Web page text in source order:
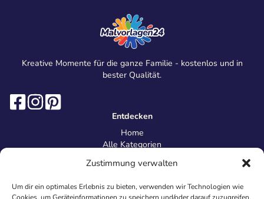
Zustimmung verwalten
Um dir ein optimales Erlebnis zu bieten, verwenden wir Technologien wie
Kreative Momente für die ganze Familie - kostenlos und in
bester Qualität.
Entdecken
Home
Alle Kategorien
Information
Über uns
Kontakt